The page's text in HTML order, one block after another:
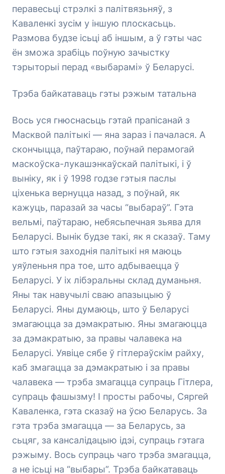
перавесьці стрэлкі з палітвязьняў, з
Каваленкі зусім у іншую плоскасьць.
Размова будзе ісьці аб іншым, а ў гэты час
ён зможа зрабіць поўную зачыстку
тэрыторыі перад «выбарамі» ў Беларусі.
Трэба байкатаваць гэты рэжым татальна
Вось уся гнюснасьць гэтай прапісанай з
Масквой палітыкі — яна зараз і пачалася. А
скончыцца, паўтараю, поўнай перамогай
маскоўска-лукашэнкаўскай палітыкі, і ў
выніку, як і ў 1998 годзе гэтыя паслы
ціхенька вернуцца назад, з поўнай, як
кажуць, паразай за часы “выбараў”. Гэта
вельмі, паўтараю, небясьпечная зьява для
Беларусі. Вынік будзе такі, як я сказаў. Таму
што гэтыя заходнія палітыкі ня маюць
уяўленьня пра тое, што адбываецца ў
Беларусі. У іх лібэральны склад думаньня.
Яны так навучылі сваю апазыцыю ў
Беларусі. Яны думаюць, што ў Беларусі
змагаюцца за дэмакратыю. Яны змагаюцца
за дэмакратыю, за правы чалавека на
Беларусі. Уявіце сябе ў гітлераўскім райху,
каб змагацца за дэмакратыю і за правы
чалавека — трэба змагацца супраць Гітлера,
супраць фашызму! І просты рабочы, Сяргей
Каваленка, гэта сказаў на ўсю Беларусь. За
гэта трэба змагацца — за Беларусь, за
сьцяг, за кансалідацыю ідэі, супраць гэтага
рэжыму. Вось супраць чаго трэба змагацца,
а не ісьці на “выбары”. Трэба байкатаваць